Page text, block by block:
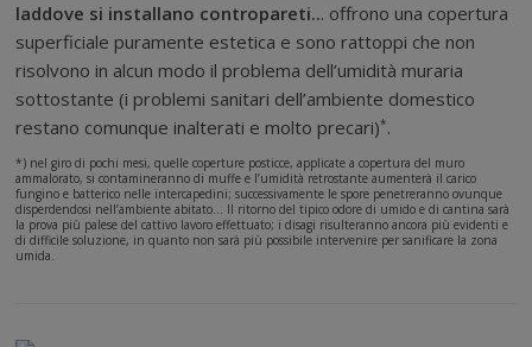
laddove si installano contropareti... offrono una copertura
superficiale puramente estetica e sono rattoppi che non
risolvono in alcun modo il problema dell’umidità muraria
sottostante (i problemi sanitari dell’ambiente domestico
restano comunque inalterati e molto precari)*.
*) nel giro di pochi mesi, quelle coperture posticce, applicate a copertura del muro
ammalorato, si contamineranno di muffe e l’umidità retrostante aumenterà il carico
fungino e batterico nelle intercapedini; successivamente le spore penetreranno ovunque
disperdendosi nell’ambiente abitato… Il ritorno del tipico odore di umido e di cantina sarà
la prova più palese del cattivo lavoro effettuato; i disagi risulteranno ancora più evidenti e
di difficile soluzione, in quanto non sarà più possibile intervenire per sanificare la zona
umida.